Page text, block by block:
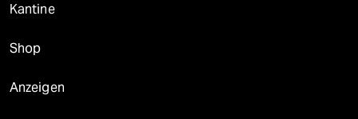
Kantine
Shop
Anzeigen